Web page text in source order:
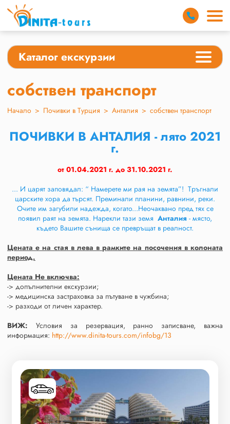
Каталог екскурзии
собствен транспорт
Начало > Почивки в Турция > Анталия > собствен транспорт
ПОЧИВКИ В АНТАЛИЯ - лято 2021
г.
от 01.04.2021 г. до 31.10.2021 г.
... И царят заповядал: “ Намерете ми рая на земята”! Tръгнали
царските хора да търсят. Преминали планини, равнини, реки.
Очите им загубили надежда, когато...Неочаквано пред тях се
появил раят на земята. Нарекли тази земя Анталия - място,
където Вашите сънища се превръщат в реалност.
Цената е на стая в лева в рамките на посочения в колоната
период.
Цената Не включва:
-> допълнителни екскурзии;
-> медицинска застраховка за пътуване в чужбина;
-> разходи от личен характер.
ВИЖ: Условия за резервация, ранно записване, важна
информация: http://www.dinita-tours.com/infobg/13